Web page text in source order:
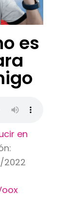
es
en
2022